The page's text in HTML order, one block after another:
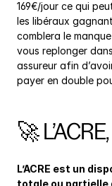
169€/jour ce qui
les libéraux
comblera le
vous replonger
assureur afin
payer en double
🚀
L’ACRE est un
totale ou partielle